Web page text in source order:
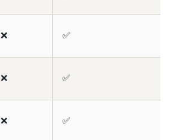
❌ ✅
❌ ✅
❌ ✅